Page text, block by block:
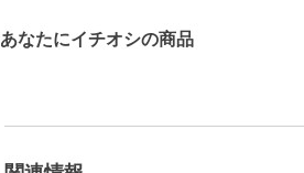
あなたにイチオシの商品